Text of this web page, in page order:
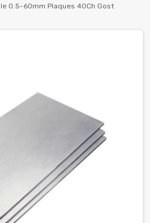
0.5-60mm Plaques 40Ch Gost